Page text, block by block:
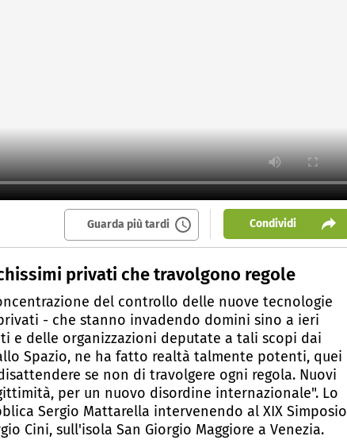
Guarda più tardi Condividi
privati che travolgono regole
del controllo delle nuove tecnologie
- che stanno invadendo domini sino a ieri
e delle organizzazioni deputate a tali scopi dai
Spazio, ne ha fatto realtà talmente potenti, quei
se non di travolgere ogni regola. Nuovi
per un nuovo disordine internazionale". Lo
Sergio Mattarella intervenendo al XIX Simposio
Cini, sull'isola San Giorgio Maggiore a Venezia.